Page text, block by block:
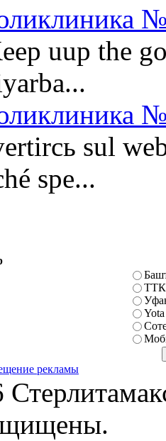
uup the
sul
spe...
ТТК
Yota
рекламы